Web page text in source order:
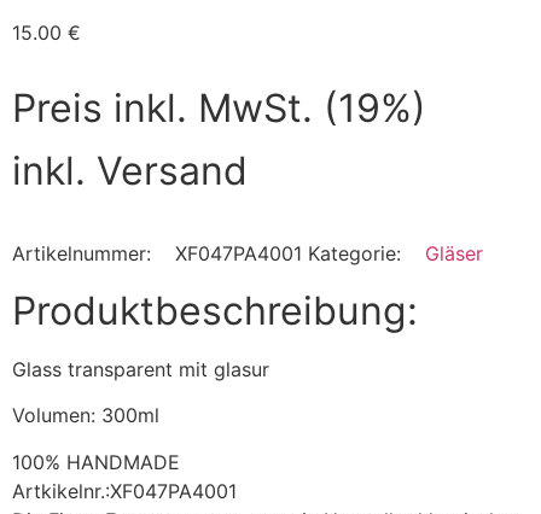
15.00 €
Preis inkl. MwSt. (19%)
inkl. Versand
Artikelnummer: XF047PA4001 Kategorie: Gläser
Produktbeschreibung:
Glass transparent mit glasur
Volumen: 300ml
100% HANDMADE
Artkikelnr.:XF047PA4001